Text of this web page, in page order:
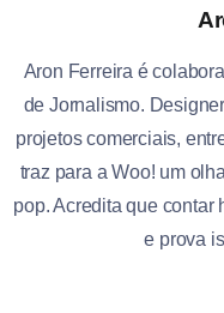
Aron Ferreira é
de Jornalismo.
projetos comerciais,
traz para a Woo! um
pop. Acredita que contar
e prova